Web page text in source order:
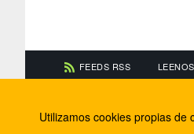
FEEDS RSS
Información de contacto
Utilizamos cookies propias